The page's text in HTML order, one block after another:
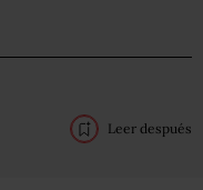
Leer después